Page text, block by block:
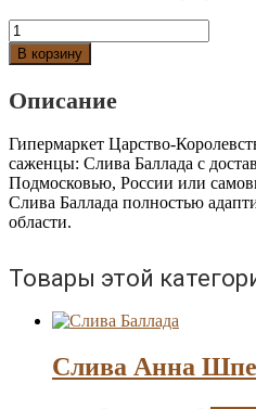
Количество
Слива
Баллада
В корзину
Описание
Гипермаркет Царство-
саженцы: Слива Баллада с
Подмосковью, России или
Слива Баллада полностью
области.
Товары этой
Слива Анна